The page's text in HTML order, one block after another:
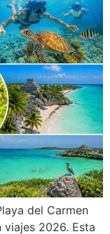
del Carmen
2026. Esta